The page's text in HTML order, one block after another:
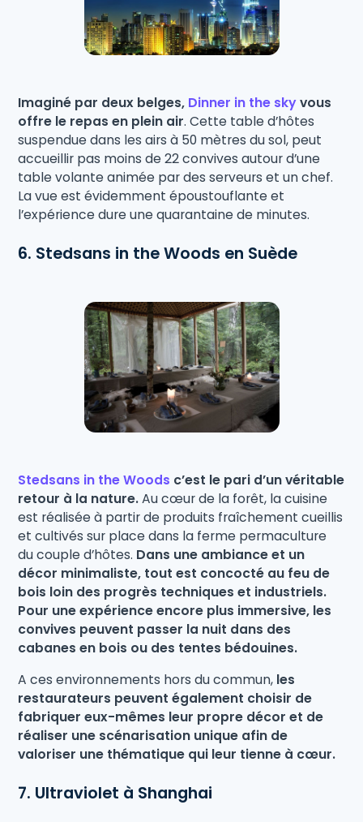
Imaginé par deux belges, Dinner in the skyvous
offre le repas en plein air. Cette table d’hôtes
suspendue dans les airs à 50 mètres du sol, peut
accueillir pas moins de 22 convives autour d’une
table volante animée par des serveurs et un chef.
La vue est évidemment époustouflante et
l’expérience dure une quarantaine de minutes.
6. Stedsans in the Woods en Suède
Stedsans in the Woods c’est le pari d’un véritable
retour à la nature.Au cœur de la forêt, la cuisine
est réalisée à partir de produits fraîchement cueillis
et cultivés sur place dans la ferme permaculture
du couple d’hôtes. Dans une ambiance et un
décor minimaliste, tout est concocté au feu de
bois loin des progrès techniques et industriels.
Pour une expérience encore plus immersive, les
convives peuvent passer la nuit dans des
cabanes en bois ou des tentes bédouines.
A ces environnements hors du commun, les
restaurateurs peuvent également choisir de
fabriquer eux-mêmes leur propre décor et de
réaliser une scénarisation unique afin de
valoriser une thématique qui leur tienne à cœur.
7. Ultraviolet à Shanghai